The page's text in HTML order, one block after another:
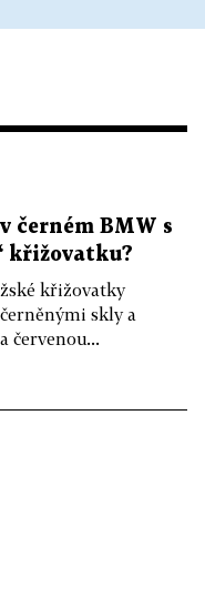
černém BMW s
křižovatku?
křižovatky
skly a
červenou...